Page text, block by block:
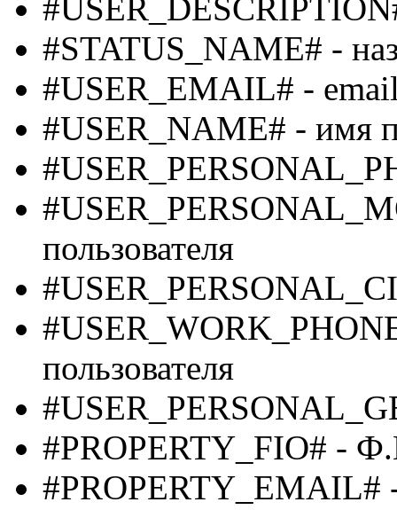
#STATUS_NAME# -
#USER_EMAIL# - email
#USER_NAME# - имя
пользователя
пользователя
#PROPERTY_FIO# -
#PROPERTY_EMAIL#